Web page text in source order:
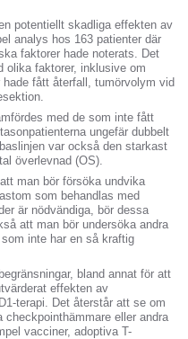
potentiellt skadliga effekten av
analys hos 163 patienter där
faktorer hade noterats. Det
olika faktorer, inklusive om
fått återfall, tumörvolym vid
med de som inte fått
ungefär dubbelt
var också den starkast
överlevnad (OS).
man bör försöka undvika
som behandlas med
är nödvändiga, bör dessa
att man bör undersöka andra
inte har en så kraftig
bland annat för att
effekten av
terapi. Det återstår att se om
eller andra
vacciner, adoptiva T-